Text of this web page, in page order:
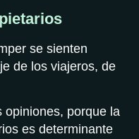
se sienten
de los viajeros, de
opiniones, porque la
es determinante